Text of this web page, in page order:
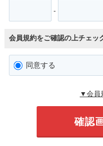
-
会員規約をご確認の上チェッ
同意する
▼会員